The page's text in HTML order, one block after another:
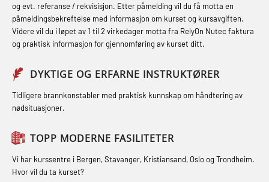
Fallsikring (FAR108)
Førstehjelp – repetisjon (OFA102)
Førstehjelp grunnkurs (OFABLE101)
GOC sertifikat grunnleggende
(GMDSS) (MRC101)
GOC sertifikat repetisjon (GMDSS)
(MRC102)
GSK Sikkerhetskurs offshore for
oljearbeidere (OBS1055)
og med.behandling (MBS134)
STCW Kombi Oppdatering Offiserer
og Medisinsk Behandling med
Webinar (MBS1341)
STCW Oppdatering for offiserer 24 t
(MBS114)
STCW Medisinsk førstehjelp (MFA1081)
STCW Medisinsk førstehjelp
oppdatering (MBSBLE025)
Røykdykking industrivern –
repetisjon (LFI105)
Sikkerhetskurs for ansatte på
oppdrettsanlegg (LBS100)
Ulykkesgransking – Webinar (LSP103)
(LFI100)
og evt. referanse / rekvisisjon. Etter påmelding vil du få motta en
påmeldingsbekreftelse med informasjon om kurset og kursavgiften.
Videre vil du i løpet av 1 til 2 virkedager motta fra RelyOn Nutec faktura
og praktisk informasjon for gjennomføring av kurset ditt.
DYKTIGE OG ERFARNE INSTRUKTØRER
Tidligere brannkonstabler med praktisk kunnskap om håndtering av
nødsituasjoner.
TOPP MODERNE FASILITETER
Vi har kurssentre i Bergen, Stavanger, Kristiansand, Oslo og Trondheim.
Hvor vil du ta kurset?